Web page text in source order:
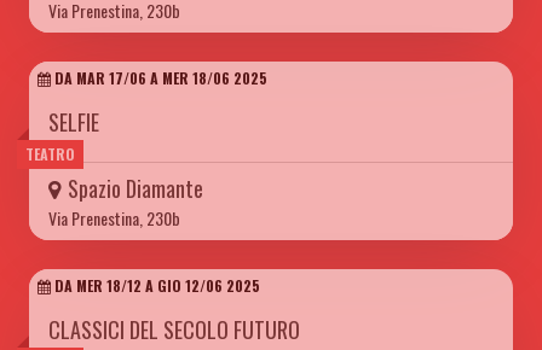
Via Prenestina, 230b
TEATRO
DA MAR 17/06 A MER 18/06 2025
SELFIE
Spazio Diamante
Via Prenestina, 230b
DA MER 18/12 A GIO 12/06 2025
CLASSICI DEL SECOLO FUTURO